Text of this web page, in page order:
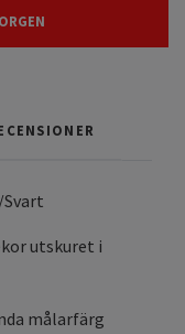
Svart
utskuret i
målarfärg